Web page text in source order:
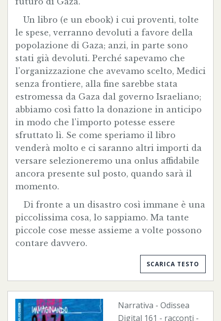
Un libro (e un ebook) i cui proventi, tolte
le spese, verranno devoluti a favore della
popolazione di Gaza; anzi, in parte sono
stati già devoluti. Perché sapevamo che
l'organizzazione che avevamo scelto, Medici
senza frontiere, alla fine sarebbe stata
estromessa da Gaza dal governo Israeliano;
abbiamo così fatto la donazione in anticipo
in modo che l'importo potesse essere
sfruttato lì. Se come speriamo il libro
venderà molto e ci saranno altri importi da
versare selezioneremo una onlus affidabile
ancora presente sul posto, quando sarà il
momento.
Di fronte a un disastro così immane è una
piccolissima cosa, lo sappiamo. Ma tante
piccole cose messe assieme a volte possono
contare davvero.
SCARICA TESTO
Narrativa - Odissea
Digital 161 - racconti -